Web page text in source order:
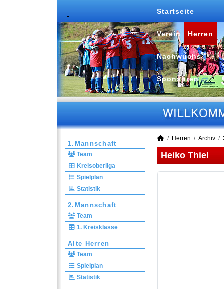
Startseite
Verein Herren
Nachwuchs
Sponsoren
1.Mannschaft
Team
Kreisoberliga
Spielplan
Statistik
2.Mannschaft
Team
1. Kreisklasse
Alte Herren
Team
Spielplan
Statistik
Herren Archiv
Heiko Thiel